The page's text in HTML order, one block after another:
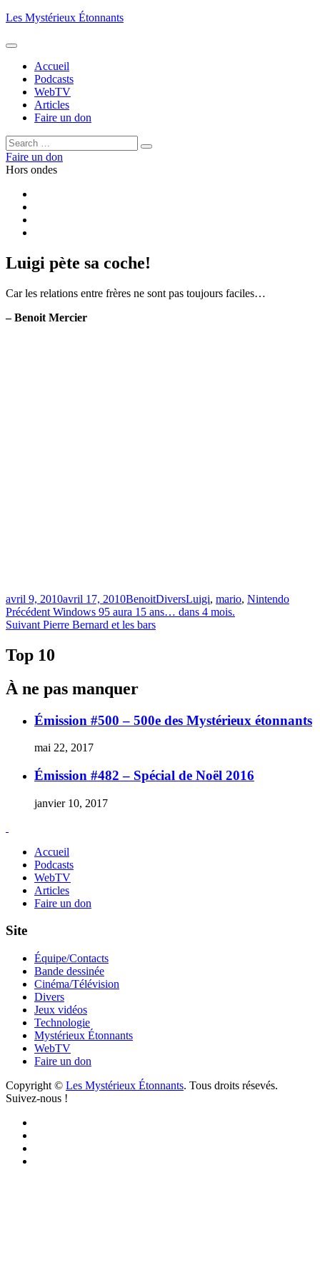
Aller
contenu
Les Mystérieux Étonnants
Accueil
Podcasts
WebTV
Articles
Faire un don
Rechercher :
Rechercher
Faire un don
Hors ondes
Luigi pète sa coche!
Car les relations entre frères ne sont pas toujours faciles…
– Benoit Mercier
Publié
le
avril 9, 2010avril 17, 2010BenoitCatégories
DiversÉtiquettes
Luigi, mario, Nintendo
Navigation
de
l'article
Précédent Article
précédent :
Windows 95 aura 15 ans… dans 4 mois.
Suivant Article
Pierre Bernard et les bars
Top 10
À ne pas manquer
Émission #500 – 500e des Mystérieux étonnants
mai 22, 2017
Émission #482 – Spécial de Noël 2016
janvier 10, 2017
Accueil
Podcasts
WebTV
Articles
Faire un don
Site
Équipe/Contacts
Bande dessinée
Cinéma/Télévision
Divers
Jeux vidéos
Technologie
Mystérieux Étonnants
WebTV
Faire un don
Copyright © Les Mystérieux Étonnants. Tous droits résevés.
Suivez-nous !